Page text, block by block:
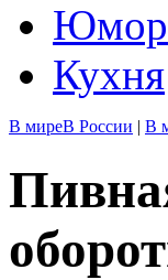
Юмор
Кухня
В миреВ России | В